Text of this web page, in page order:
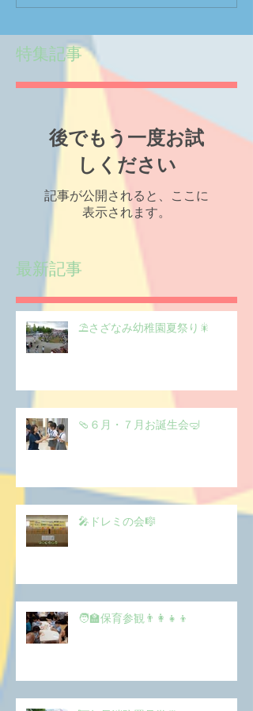
特集記事
後でもう一度お試
しください
記事が公開されると、ここに
表示されます。
最新記事
⛱️さざなみ幼稚園夏祭り🎇
🩴６月・７月お誕生会🤿
🎤ドレミの会🎼
🧑‍🏫保育参観👨‍👩‍👧‍👦